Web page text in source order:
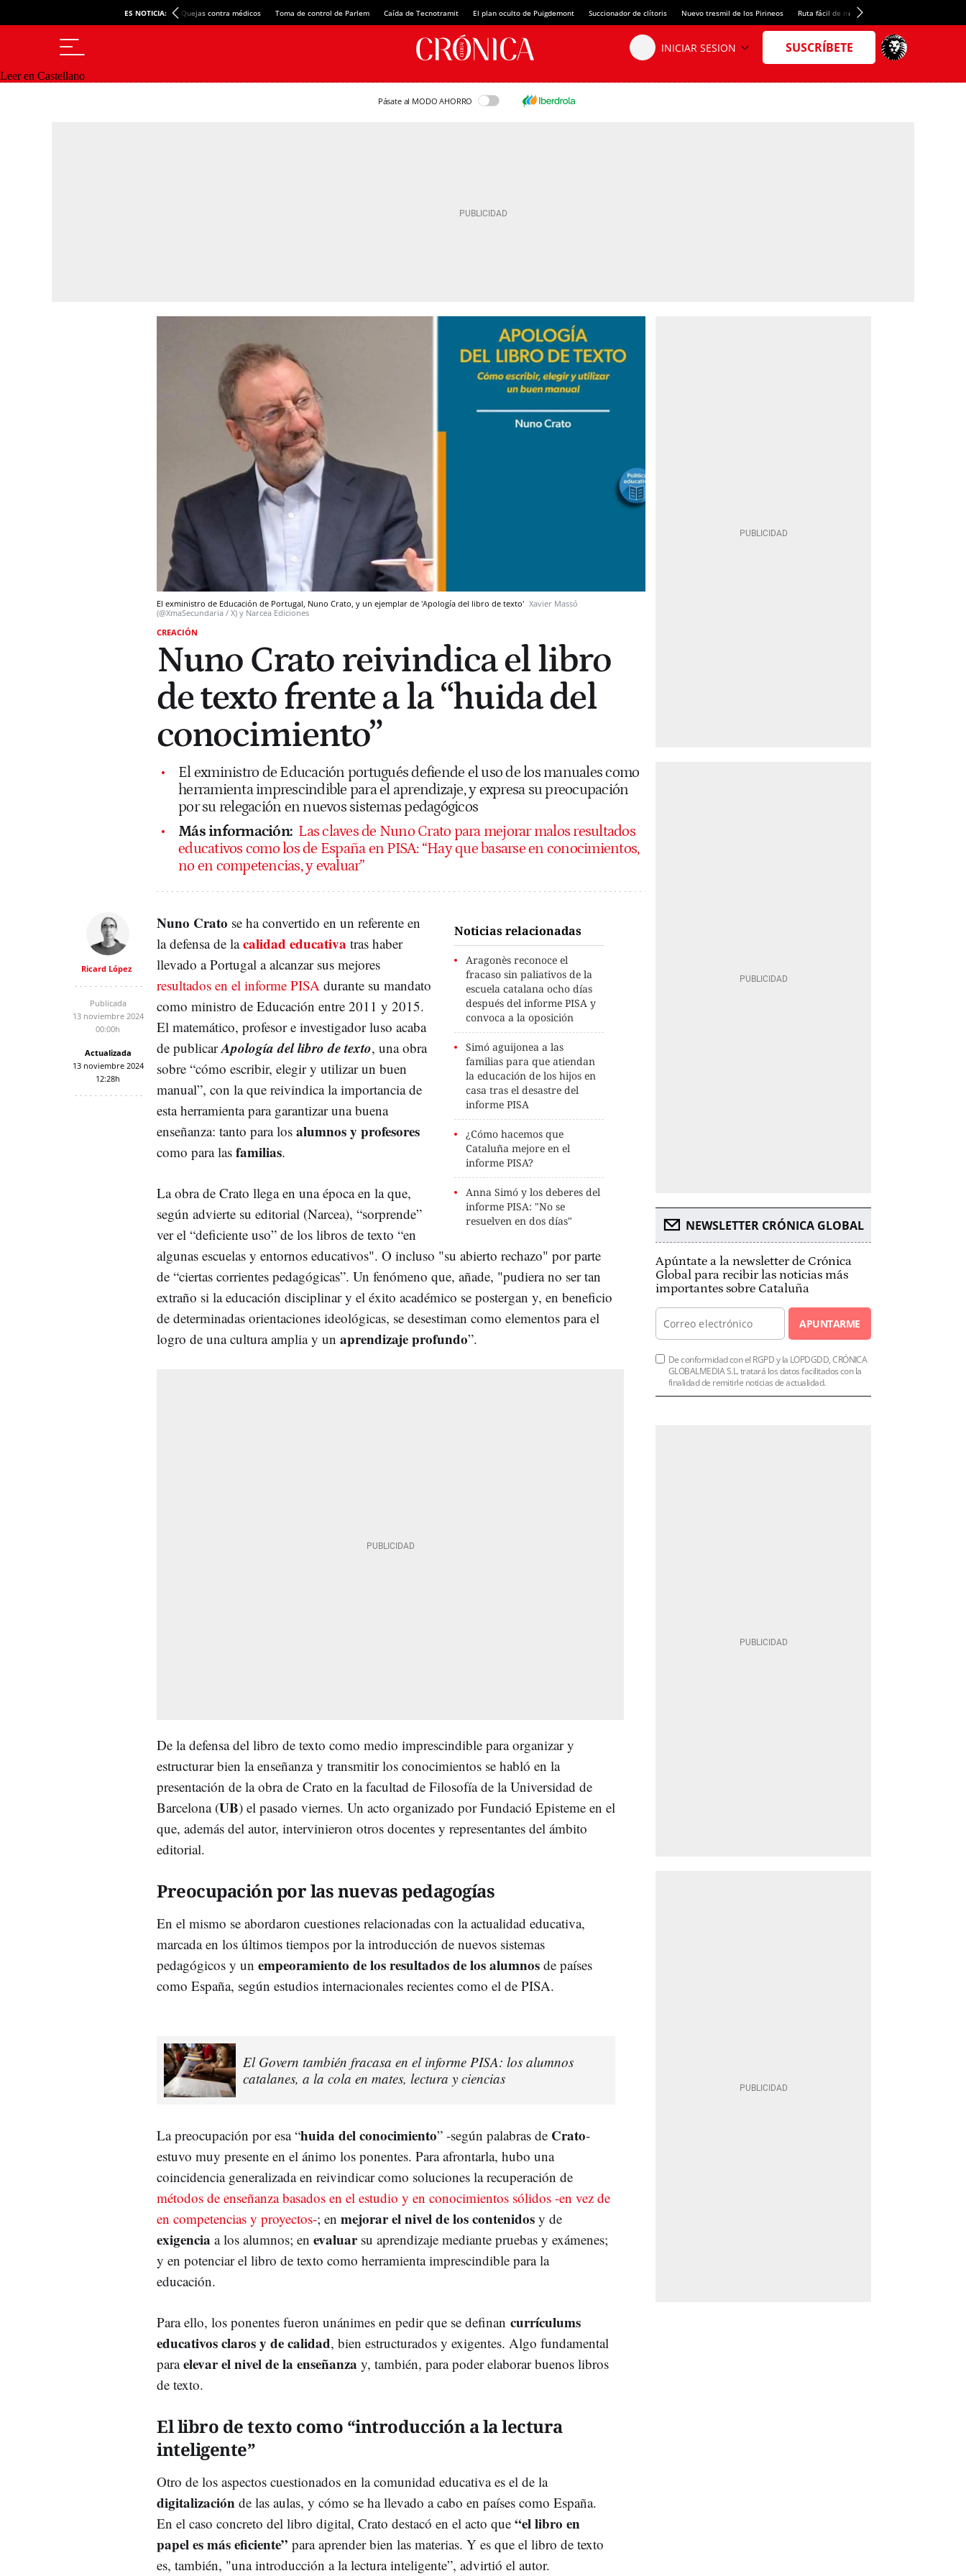
ES NOTICIA: Quejas contra médicos Toma de control de Parlem Caída de Tecnotramit El plan oculto de Puigdemont Succionador de clítoris Nuevo tresmil de los Pirineos Ruta fácil de montaña
Leer en Castellano
Pásate al MODO AHORRO
El exministro de Educación de Portugal, Nuno Crato, y un ejemplar de 'Apología del libro de texto' Xavier Massó
(@XmaSecundaria / X) y Narcea Ediciones
CREACIÓN
Nuno Crato reivindica el libro
de texto frente a la “huida del
conocimiento”
El exministro de Educación portugués defiende el uso de los manuales como
herramienta imprescindible para el aprendizaje, y expresa su preocupación
por su relegación en nuevos sistemas pedagógicos
Más información: Las claves de Nuno Crato para mejorar malos resultados
educativos como los de España en PISA: “Hay que basarse en conocimientos,
no en competencias, y evaluar”
Ricard López
Publicada
13 noviembre 2024
00:00h
Actualizada
13 noviembre 2024
12:28h
Noticias relacionadas
Aragonès reconoce el
fracaso sin paliativos de la
escuela catalana ocho días
después del informe PISA y
convoca a la oposición
Simó aguijonea a las
familias para que atiendan
la educación de los hijos en
casa tras el desastre del
informe PISA
¿Cómo hacemos que
Cataluña mejore en el
informe PISA?
Anna Simó y los deberes del
informe PISA: "No se
resuelven en dos días"
Nuno Crato se ha convertido en un referente en
la defensa de lacalidad educativa tras haber
llevado a Portugal a alcanzar sus mejores
resultados en el informe PISA durante su mandato
como ministro de Educación entre 2011 y 2015.
El matemático, profesor e investigador luso acaba
de publicarApología del libro de texto, una obra
sobre “cómo escribir, elegir y utilizar un buen
manual”, con la que reivindica la importancia de
esta herramienta para garantizar una buena
enseñanza: tanto para los alumnos y profesores
como para las familias.
La obra de Crato llega en una época en la que,
según advierte su editorial (Narcea), “sorprende”
ver el “deficiente uso” de los libros de texto “en
algunas escuelas y entornos educativos". O incluso "su abierto rechazo" por parte
de “ciertas corrientes pedagógicas”. Un fenómeno que, añade, "pudiera no ser tan
extraño si la educación disciplinar y el éxito académico se postergan y, en beneficio
de determinadas orientaciones ideológicas, se desestiman como elementos para el
logro de una cultura amplia y un aprendizaje profundo”.
De la defensa del libro de texto como medio imprescindible para organizar y
estructurar bien la enseñanza y transmitir los conocimientos se habló en la
presentación de la obra de Crato en la facultad de Filosofía de la Universidad de
Barcelona (UB) el pasado viernes. Un acto organizado por Fundació Episteme en el
que, además del autor, intervinieron otros docentes y representantes del ámbito
editorial.
Preocupación por las nuevas pedagogías
En el mismo se abordaron cuestiones relacionadas con la actualidad educativa,
marcada en los últimos tiempos por la introducción de nuevos sistemas
pedagógicos y un empeoramiento de los resultados de los alumnos de países
como España, según estudios internacionales recientes como el de PISA.
El Govern también fracasa en el informe PISA: los alumnos
catalanes, a la cola en mates, lectura y ciencias
La preocupación por esa “huida del conocimiento” -según palabras de Crato-
estuvo muy presente en el ánimo los ponentes. Para afrontarla, hubo una
coincidencia generalizada en reivindicar como soluciones la recuperación de
métodos de enseñanza basados en el estudio y en conocimientos sólidos -en vez de
en competencias y proyectos-; en mejorar el nivel de los contenidos y de
exigencia a los alumnos; en evaluarsu aprendizaje mediante pruebas y exámenes;
y en potenciar el libro de texto como herramienta imprescindible para la
educación.
Para ello, los ponentes fueron unánimes en pedir que se definan currículums
educativos claros y de calidad, bien estructurados y exigentes. Algo fundamental
paraelevar el nivel de la enseñanza y, también, para poder elaborar buenos libros
de texto.
El libro de texto como “introducción a la lectura
inteligente”
Otro de los aspectos cuestionados en la comunidad educativa es el de la
digitalización de las aulas, y cómo se ha llevado a cabo en países como España.
En el caso concreto del libro digital, Crato destacó en el acto que “el libro en
papel es más eficiente” para aprender bien las materias. Y es que el libro de texto
es, también, "una introducción a la lectura inteligente”, advirtió el autor.
NEWSLETTER CRÓNICA GLOBAL
Apúntate a la newsletter de Crónica
Global para recibir las noticias más
importantes sobre Cataluña
APUNTARME
De conformidad con el RGPD y la LOPDGDD, CRÓNICA
GLOBALMEDIA S.L. tratará los datos facilitados con la
finalidad de remitirle noticias de actualidad.